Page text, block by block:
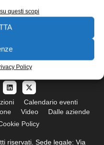
questi scopi
Policy
Calendario eventi
Video
Dalle aziende
Policy
riservati. Sede legale: Via